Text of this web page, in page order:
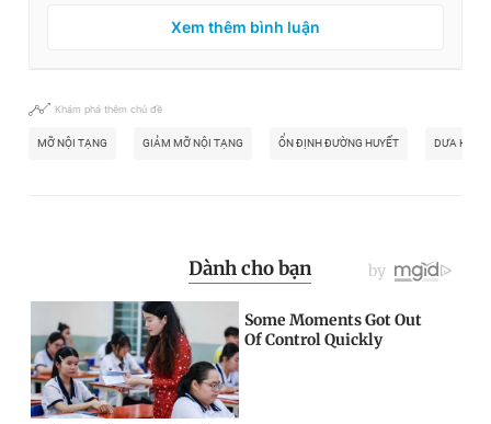
Xem thêm bình luận
Khám phá thêm chủ đề
MỠ NỘI TẠNG GIẢM MỠ NỘI TẠNG ỔN ĐỊNH ĐƯỜNG HUYẾT DƯA HẤU